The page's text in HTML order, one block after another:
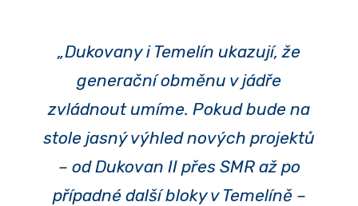
„Dukovany i Temelín ukazují, že
generační obměnu v jádře
zvládnout umíme. Pokud bude na
stole jasný výhled nových projektů
– od Dukovan II přes SMR až po
případné další bloky v Temelíně –